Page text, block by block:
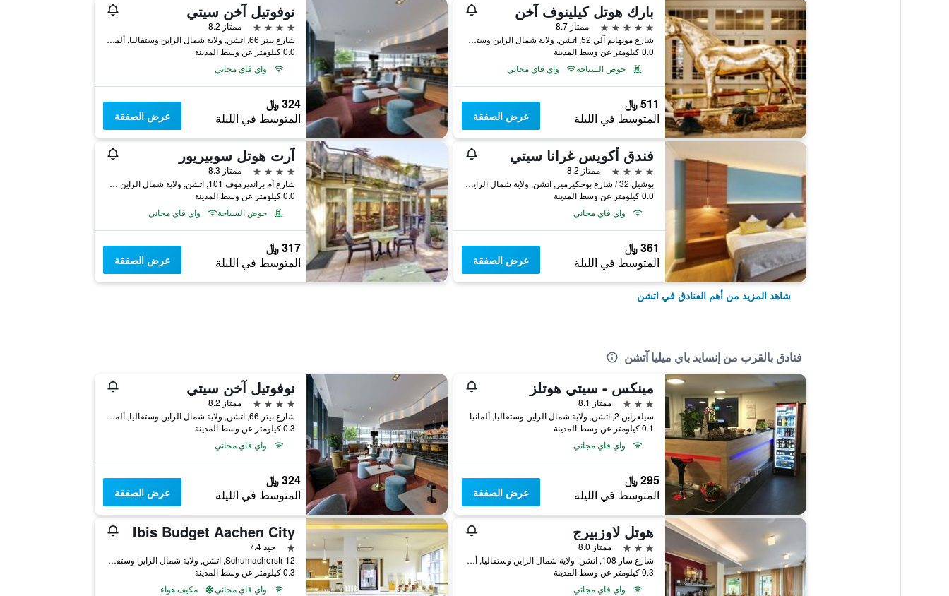
بارك هوتل كيلينوف آخن
5 نجوم
ممتاز 8.7
شارع مونهايم آلي 52, اتشن, ولاية شمال الراين وستفاليا, ألمانيا
0.0 كيلومتر عن وسط المدينة
حوض السباحة
واي فاي مجاني
511 ﷼
المتوسط في الليلة عرض الصفقة
نوفوتيل آخن سيتي
4 نجوم
ممتاز 8.2
شارع بيتر 66, اتشن, ولاية شمال الراين وستفاليا, ألمانيا
0.0 كيلومتر عن وسط المدينة
واي فاي مجاني
324 ﷼
المتوسط في الليلة عرض الصفقة
فندق أكويس غرانا سيتي
4 نجوم
ممتاز 8.2
بوشيل 32 / شارع بوخكيرمير, اتشن, ولاية شمال الراين وستفاليا, ألمانيا
0.0 كيلومتر عن وسط المدينة
واي فاي مجاني
361 ﷼
المتوسط في الليلة عرض الصفقة
آرت هوتل سوبيريور
4 نجوم
ممتاز 8.3
شارع أم برانديرهوف 101, اتشن, ولاية شمال الراين وستفاليا, ألمانيا
0.0 كيلومتر عن وسط المدينة
حوض السباحة
واي فاي مجاني
317 ﷼
المتوسط في الليلة عرض الصفقة
شاهد المزيد من أهم الفنادق في اتشن
فنادق بالقرب من إنسايد باي ميليا آتشن
مينكس - سيتي هوتلز
3 نجوم
ممتاز 8.1
سيلغرابن 2, اتشن, ولاية شمال الراين وستفاليا, ألمانيا
0.1 كيلومتر عن وسط المدينة
واي فاي مجاني
295 ﷼
المتوسط في الليلة عرض الصفقة
نوفوتيل آخن سيتي
4 نجوم
ممتاز 8.2
شارع بيتر 66, اتشن, ولاية شمال الراين وستفاليا, ألمانيا
0.3 كيلومتر عن وسط المدينة
واي فاي مجاني
324 ﷼
المتوسط في الليلة عرض الصفقة
هوتل لاوزبيرج
3 نجوم
ممتاز 8.0
شارع سار 108, اتشن, ولاية شمال الراين وستفاليا, ألمانيا
0.3 كيلومتر عن وسط المدينة
واي فاي مجاني
Ibis Budget Aachen City
نجمة واحدة
جيد 7.4
Schumacherstr 12, اتشن, ولاية شمال الراين وستفاليا, ألمانيا
0.3 كيلومتر عن وسط المدينة
واي فاي مجاني
مكيف هواء